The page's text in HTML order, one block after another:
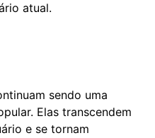
atual.
sendo uma
Elas transcendem
e se tornam